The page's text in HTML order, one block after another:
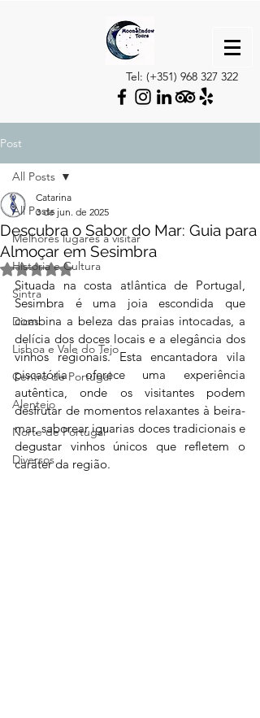
Tel: (+351) 968 327 322
Post
All Posts
Melhores lugares a visitar
Historia e Cultura
Sintra
Dicas
Lisboa e Vale do Tejo
Centro de Portugal
Alentejo
Norte de Portugal
Diversos
All Posts
Descubra o Sabor do Mar: Guia para
Almoçar em Sesimbra
Catarina
3 de jun. de 2025
Avaliado com NaN de 5 estrelas.
Situada na costa atlântica de Portugal,
Sesimbra é uma joia escondida que
combina a beleza das praias intocadas, a
delícia dos doces locais e a elegância dos
vinhos regionais. Esta encantadora vila
piscatória oferece uma experiência
autêntica, onde os visitantes podem
desfrutar de momentos relaxantes à beira-
mar, saborear iguarias doces tradicionais e
degustar vinhos únicos que refletem o
caráter da região.